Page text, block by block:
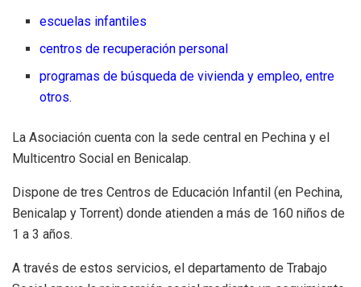
escuelas infantiles
centros de recuperación personal
programas de búsqueda de vivienda y empleo, entre
otros.
La Asociación cuenta con la sede central en Pechina y el
Multicentro Social en Benicalap.
Dispone de tres Centros de Educación Infantil (en Pechina,
Benicalap y Torrent) donde atienden a más de 160 niños de
1 a 3 años.
A través de estos servicios, el departamento de Trabajo